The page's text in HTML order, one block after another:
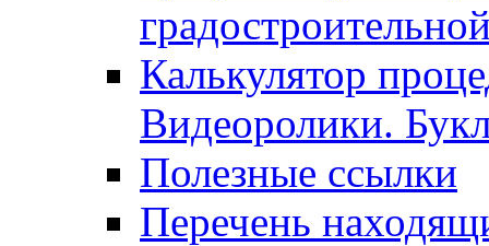
Калькулятор
Видеоролики.
Полезные ссылки
Перечень